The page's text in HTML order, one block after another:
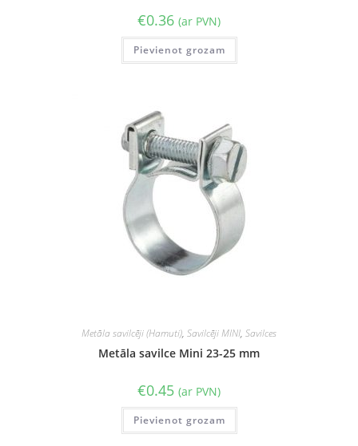
€0.36 (ar PVN)
Pievienot grozam
Metāla savilcēji (Hamuti), Savilcēji MINI, Savilces
Metāla savilce Mini 23-25 mm
€0.45 (ar PVN)
Pievienot grozam